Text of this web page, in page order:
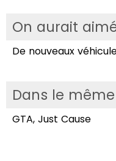
On aurait
De nouveaux
Dans le
GTA, Just Cause